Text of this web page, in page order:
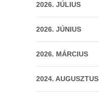
2026. JÚLIUS
2026. JÚNIUS
2026. MÁRCIUS
2024. AUGUSZTUS